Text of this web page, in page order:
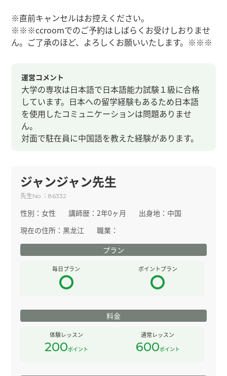
※直前キャンセルはお控えください。
※※※ccroomでのご予約はしばらくお受けしおりませ
ん。ご了承のほど、よろしくお願いいたします。※※※
運営コメント
大学の専攻は日本語で日本語能力試験１級に合格
しています。日本への留学経験もあるため日本語
を使用したコミュニケーションは問題ありませ
ん。
対面で駐在員に中国語を教えた経験があります。
ジャンジャン先生
先生No. ：86332
性別：女性 講師歴：2年0ヶ月 出身地： 中国
現在の住所：黑龙江
職業：
プラン
毎日プラン ポイントプラン
料金
体験レッスン
200ポイント
通常レッスン
600ポイント